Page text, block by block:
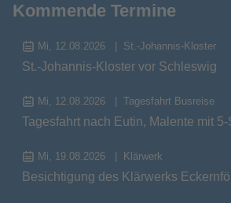
Kommende Termine
Mi, 12.08.2026 St.-Johannis-Kloster
St.-Johannis-Kloster vor Schleswig
Mi, 12.08.2026 Tagesfahrt Busreise
Tagesfahrt nach Eutin, Malente mit
Mi, 19.08.2026 Klärwerk
Besichtigung des Klärwerks